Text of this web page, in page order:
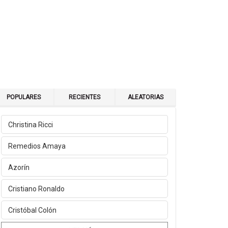
POPULARES RECIENTES ALEATORIAS
Christina Ricci
Remedios Amaya
Azorín
Cristiano Ronaldo
Cristóbal Colón